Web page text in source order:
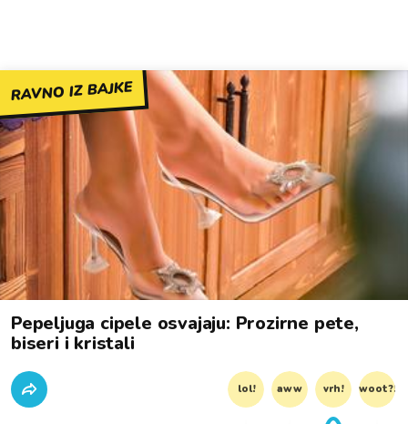
RAVNO IZ BAJKE
Pepeljuga cipele osvajaju: Prozirne pete,
biseri i kristali
lol! aww vrh! woot?!